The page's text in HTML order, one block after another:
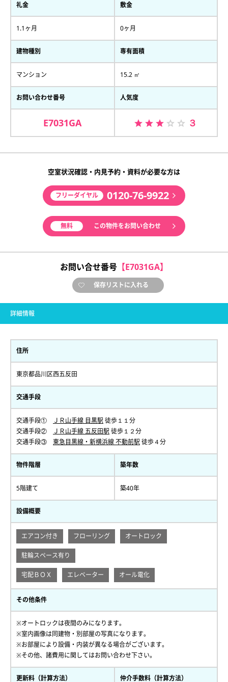
礼金
1.1ヶ月
敷金
0ヶ月
建物種別
マンション
専有面積
15.2 ㎡
お問い合わせ番号
E7031GA
人気度
３
空室状況確認・内見予約・資料が必要な方は
フリーダイヤル 0120-76-9922
無料 この物件をお問い合わせ
お問い合せ番号 【E7031GA】
保存リストに入れる
詳細情報
住所
東京都品川区西五反田
交通手段
交通手段① ＪＲ山手線 目黒駅 徒歩１１分
交通手段②
ＪＲ山手線 五反田駅 徒歩１２分
交通手段③ 東急目黒線・新横浜線 不動前駅 徒歩４分
物件階層
5階建て
築年数
築40年
設備概要
エアコン付き フローリング オートロック
駐輪スペース有り
宅配ＢＯＸ エレベーター オール電化
その他条件
※オートロックは夜間のみになります。
※室内画像は同建物・別部屋の写真になります。
※お部屋により設備・内装が異なる場合がございます。
※その他、諸費用に関してはお問い合わせ下さい。
更新料（計算方法） 仲介手数料（計算方法）